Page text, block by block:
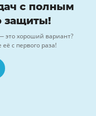
с полным
защиты!
это хороший вариант?
с первого раза!